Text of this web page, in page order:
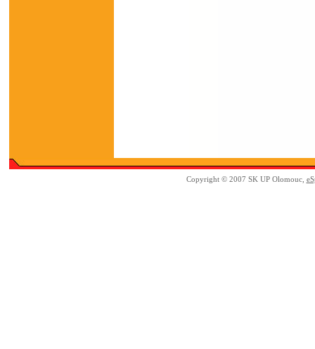
Copyright © 2007 SK UP Olomouc,